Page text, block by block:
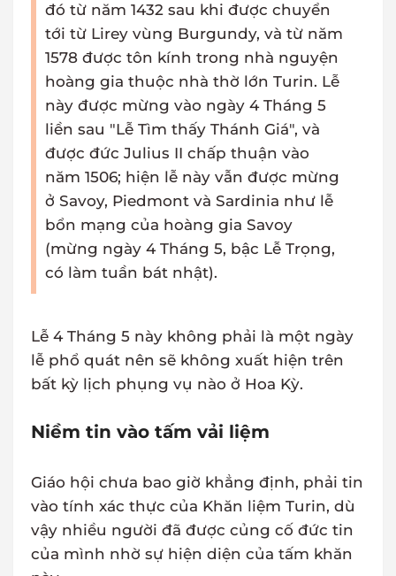
đó từ năm 1432 sau khi được chuyển
tới từ Lirey vùng Burgundy, và từ năm
1578 được tôn kính trong nhà nguyện
hoàng gia thuộc nhà thờ lớn Turin. Lễ
này được mừng vào ngày 4 Tháng 5
liền sau "Lễ Tìm thấy Thánh Giá", và
được đức Julius II chấp thuận vào
năm 1506; hiện lễ này vẫn được mừng
ở Savoy, Piedmont và Sardinia như lễ
bổn mạng của hoàng gia Savoy
(mừng ngày 4 Tháng 5, bậc Lễ Trọng,
có làm tuần bát nhật).
Lễ 4 Tháng 5 này không phải là một ngày
lễ phổ quát nên sẽ không xuất hiện trên
bất kỳ lịch phụng vụ nào ở Hoa Kỳ.
Niềm tin vào tấm vải liệm
Giáo hội chưa bao giờ khẳng định, phải tin
vào tính xác thực của Khăn liệm Turin, dù
vậy nhiều người đã được củng cố đức tin
của mình nhờ sự hiện diện của tấm khăn